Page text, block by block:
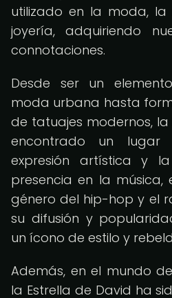
utilizado en la moda, la
joyería, adquiriendo
connotaciones.
Desde ser un
moda urbana hasta
de tatuajes modernos, la
encontrado un
expresión artística y
presencia en la música,
género del hip-hop y el
su difusión y
un ícono de estilo y
Además, en el mundo
la Estrella de David ha